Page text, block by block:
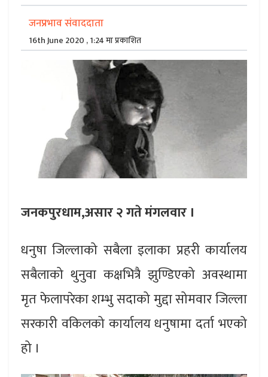
जनप्रभाव संवाददाता
16th June 2020 , 1:24 मा प्रकाशित
जनकपुरधाम,असार २ गते मंगलवार ।
धनुषा जिल्लाको सबैला इलाका प्रहरी कार्यालय
सबैलाको थुनुवा कक्षभित्रै झुण्डिएको अवस्थामा
मृत फेलापरेका शम्भु सदाको मुद्दा सोमवार जिल्ला
सरकारी वकिलको कार्यालय धनुषामा दर्ता भएको
हो ।